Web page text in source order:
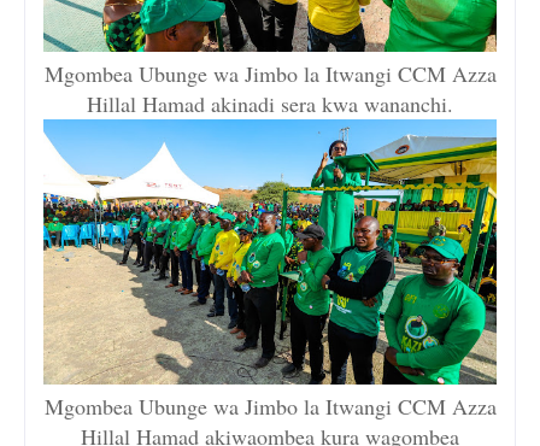
Mgombea Ubunge wa Jimbo la Itwangi CCM Azza
Hillal Hamad akinadi sera kwa wananchi.
Mgombea Ubunge wa Jimbo la Itwangi CCM Azza
Hillal Hamad akiwaombea kura wagombea